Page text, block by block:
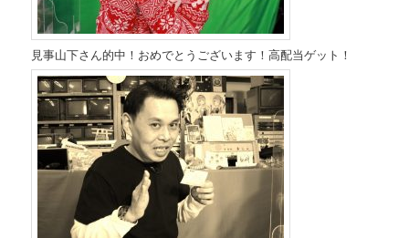
見事山下さん的中！おめでとうございます！高配当ゲット！